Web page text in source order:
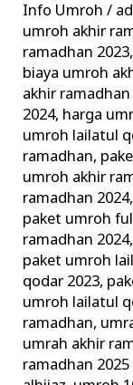
Info Umroh /
umroh akhir
ramadhan 2023,
biaya umroh
akhir ramadhan
2024, harga
umroh lailatul
ramadhan,
umroh akhir
ramadhan 2024,
paket umroh
ramadhan 2024,
paket umroh
qodar 2023,
umroh lailatul
ramadhan,
umrah akhir
ramadhan